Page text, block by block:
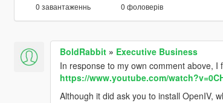
0 завантаженнь 0 фоловерів
BoldRabbit» Executive Business
In response to my own comment above, I
https://www.youtube.com/
Although it did ask you to install OpenIV,